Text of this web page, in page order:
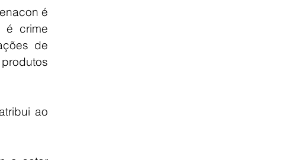
é
é crime
de
ao